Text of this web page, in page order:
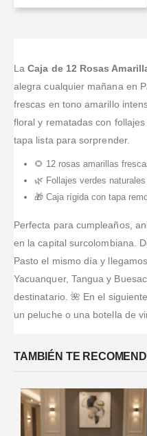
LaCaja de 12 Rosas
alegra cualquier mañana en
frescas en tono amarillo
floral y rematadas con
tapa lista para sorprender.
🌻 12 rosas amarillas
🌿 Follajes verdes naturales
🎁 Caja rígida con tapa
Perfecta para cumpleaños,
en la capital surcolombiana.
Pasto el mismo día y
Yacuanquer, Tangua y
destinatario. 🌺 En el
un peluche o una botella de
TAMBIÉN TE